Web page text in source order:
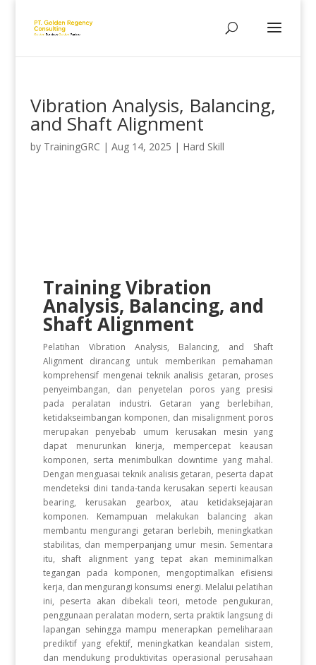
Vibration Analysis, Balancing,
and Shaft Alignment
by TrainingGRC | Aug 14, 2025 | Hard Skill
Training Vibration
Analysis, Balancing, and
Shaft Alignment
Pelatihan Vibration Analysis, Balancing, and Shaft
Alignment dirancang untuk memberikan pemahaman
komprehensif mengenai teknik analisis getaran, proses
penyeimbangan, dan penyetelan poros yang presisi
pada peralatan industri. Getaran yang berlebihan,
ketidakseimbangan komponen, dan misalignment poros
merupakan penyebab umum kerusakan mesin yang
dapat menurunkan kinerja, mempercepat keausan
komponen, serta menimbulkan downtime yang mahal.
Dengan menguasai teknik analisis getaran, peserta dapat
mendeteksi dini tanda-tanda kerusakan seperti keausan
bearing, kerusakan gearbox, atau ketidaksejajaran
komponen. Kemampuan melakukan balancing akan
membantu mengurangi getaran berlebih, meningkatkan
stabilitas, dan memperpanjang umur mesin. Sementara
itu, shaft alignment yang tepat akan meminimalkan
tegangan pada komponen, mengoptimalkan efisiensi
kerja, dan mengurangi konsumsi energi. Melalui pelatihan
ini, peserta akan dibekali teori, metode pengukuran,
penggunaan peralatan modern, serta praktik langsung di
lapangan sehingga mampu menerapkan pemeliharaan
prediktif yang efektif, meningkatkan keandalan sistem,
dan mendukung produktivitas operasional perusahaan